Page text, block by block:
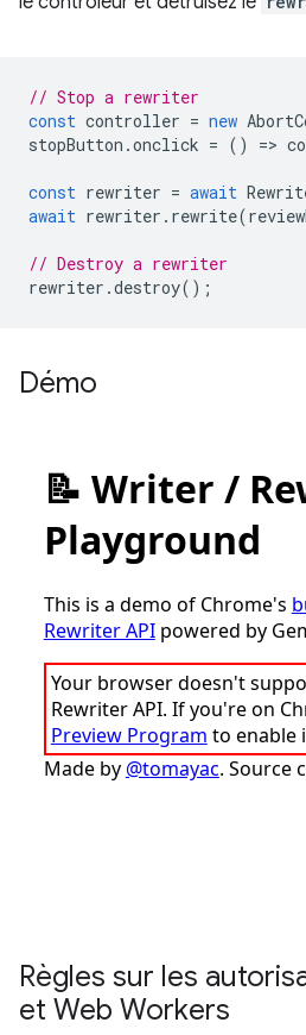
// Stop a rewriter
const controller = new
stopButton .onclick = () =>
const rewriter = await
await rewriter . rewrite(
// Destroy a rewriter
rewriter .destroy();
Démo
Règles sur les
et Web Workers